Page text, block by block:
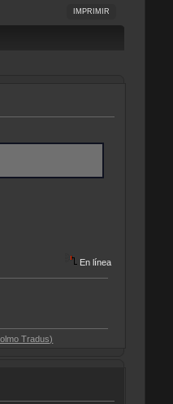
IMPRIMIR
En línea